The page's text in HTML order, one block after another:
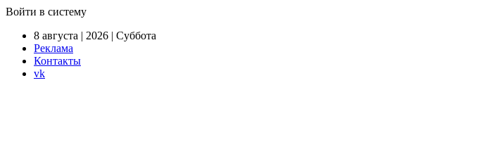
Войти в систему
8 августа | 2026 | Суббота
Реклама
Контакты
vk